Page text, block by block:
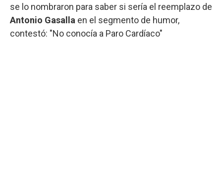
se lo nombraron para saber si sería el reemplazo de
Antonio Gasalla en el segmento de humor,
contestó: "No conocía a Paro Cardíaco"